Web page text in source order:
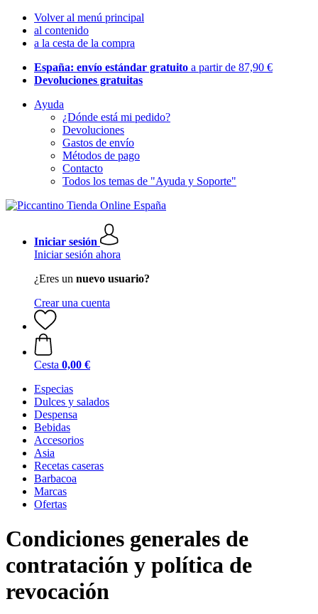
Volver al menú principal
al contenido
a la cesta de la compra
España: envío estándar gratuito a partir de 87,90 €
Devoluciones gratuitas
Ayuda
¿Dónde está mi pedido?
Devoluciones
Gastos de envío
Métodos de pago
Contacto
Todos los temas de "Ayuda y Soporte"
Iniciar sesión
Iniciar sesión ahora
¿Eres un nuevo usuario?
Crear una cuenta
Cesta 0,00 €
Especias
Dulces y salados
Despensa
Bebidas
Accesorios
Asia
Recetas caseras
Barbacoa
Marcas
Ofertas
Condiciones generales de
contratación y política de
revocación